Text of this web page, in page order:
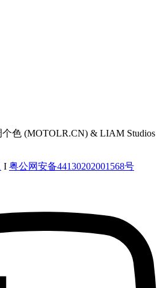
色 (MOTOLR.CN) & LIAM Studios
I 粤公网安备44130202001568号